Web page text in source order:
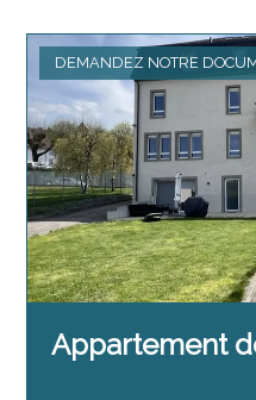
DEMANDEZ NOTRE
Appartement